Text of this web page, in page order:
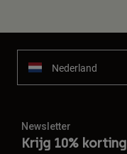
Nederland
Newsletter
Krijg 10%